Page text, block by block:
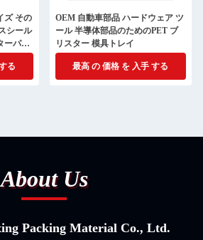
ズ その
シール
ーパッ
る
OEM 自動車部品 ハードウェア ツ
ール 半導体部品のためのPET ブ
リスター 模具トレイ
最高 の 価格 を 入手 する
About Us
Packing Material Co., Ltd.